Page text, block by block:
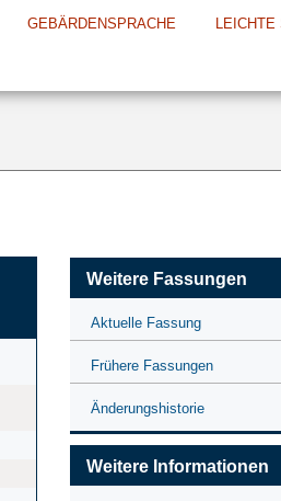
GEBÄRDENSPRACHE LEICHTE
Weitere Fassungen
Aktuelle Fassung
Frühere Fassungen
Änderungshistorie
Weitere Informationen